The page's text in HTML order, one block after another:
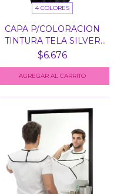
4 COLORES
CAPA P/COLORACION
TINTURA TELA SILVER
IM...
$6.676
AGREGAR AL CARRITO